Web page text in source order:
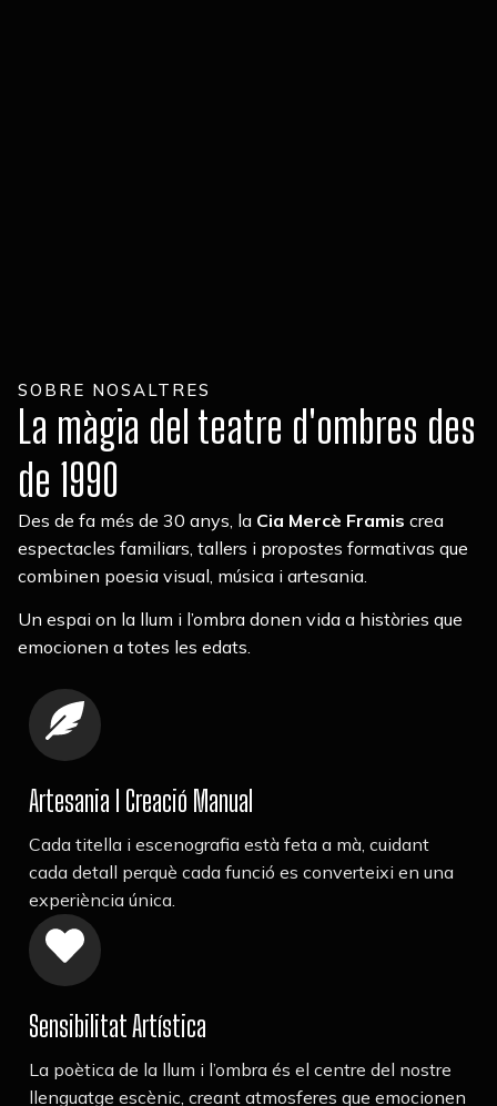
SOBRE NOSALTRES
La màgia del teatre d'ombres des
de 1990
Des de fa més de 30 anys, la Cia Mercè Framis crea
espectacles familiars, tallers i propostes formativas que
combinen poesia visual, música i artesania.
Un espai on la llum i l’ombra donen vida a històries que
emocionen a totes les edats.
Artesania I Creació Manual
Cada titella i escenografia està feta a mà, cuidant
cada detall perquè cada funció es converteixi en una
experiència única.
Sensibilitat Artística
La poètica de la llum i l’ombra és el centre del nostre
llenguatge escènic, creant atmosferes que emocionen